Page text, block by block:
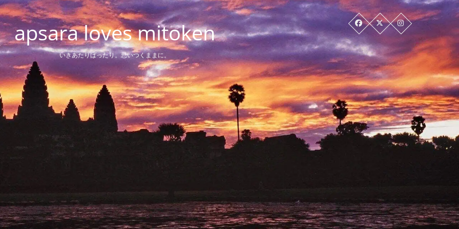
apsara loves mitoken
いきあたりばったり。思いつくままに。